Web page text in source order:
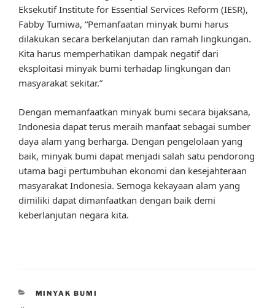
Eksekutif Institute for Essential Services Reform (IESR),
Fabby Tumiwa, “Pemanfaatan minyak bumi harus
dilakukan secara berkelanjutan dan ramah lingkungan.
Kita harus memperhatikan dampak negatif dari
eksploitasi minyak bumi terhadap lingkungan dan
masyarakat sekitar.”
Dengan memanfaatkan minyak bumi secara bijaksana,
Indonesia dapat terus meraih manfaat sebagai sumber
daya alam yang berharga. Dengan pengelolaan yang
baik, minyak bumi dapat menjadi salah satu pendorong
utama bagi pertumbuhan ekonomi dan kesejahteraan
masyarakat Indonesia. Semoga kekayaan alam yang
dimiliki dapat dimanfaatkan dengan baik demi
keberlanjutan negara kita.
CATEGORIES
MINYAK BUMI